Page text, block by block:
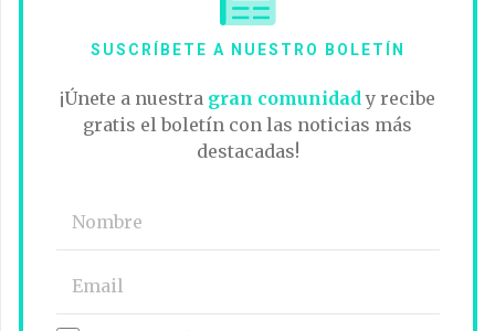
SUSCRÍBETE A NUESTRO BOLETÍN
¡Únete a nuestra gran comunidad y recibe
gratis el boletín con las noticias más
destacadas!